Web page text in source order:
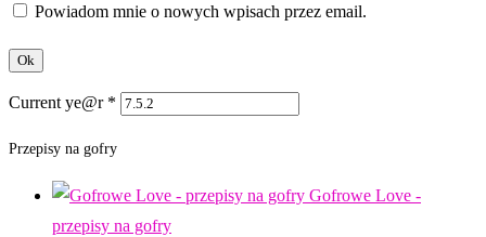
Powiadom mnie o nowych wpisach przez email.
Current ye@r *
Przepisy na gofry
Gofrowe Love -
przepisy na gofry